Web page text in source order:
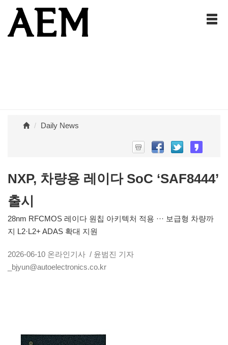
Daily News
NXP, 차량용 레이다 SoC ‘SAF8444’
출시
28nm RFCMOS 레이다 원칩 아키텍처 적용 ··· 보급형 차량까
지 L2·L2+ ADAS 확대 지원
2026-06-10 온라인기사 / 윤범진 기자
_bjyun@autoelectronics.co.kr